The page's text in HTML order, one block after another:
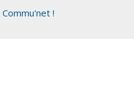
Commu'net !